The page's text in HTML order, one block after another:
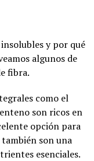
y por qué
algunos de
fibra.
como el
son ricos en
opción para
son una
esenciales.